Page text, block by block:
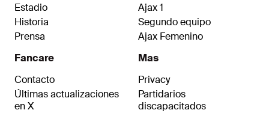
Estadio
Historia
Prensa
Fancare
Contacto
Últimas actualizaciones
en X
Ajax 1
Segundo equipo
Ajax Femenino
Mas
Privacy
Partidarios
discapacitados